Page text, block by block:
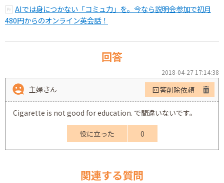
AIでは身につかない「コミュ力」を。今なら説明会参加で初月
480円からのオンライン英会話！
回答
2018-04-27 17:14:38
主婦さん 回答削除依頼
Cigarette is not good for education. で間違いないです。
役に立った 0
関連する質問